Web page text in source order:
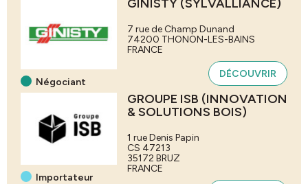
Négociant
GINISTY (SYLVALLIANCE)
7 rue de Champ Dunand
74200 THONON-LES-BAINS
FRANCE
DÉCOUVRIR
Importateur
GROUPE ISB (INNOVATION
& SOLUTIONS BOIS)
1 rue Denis Papin
CS 47213
35172 BRUZ
FRANCE